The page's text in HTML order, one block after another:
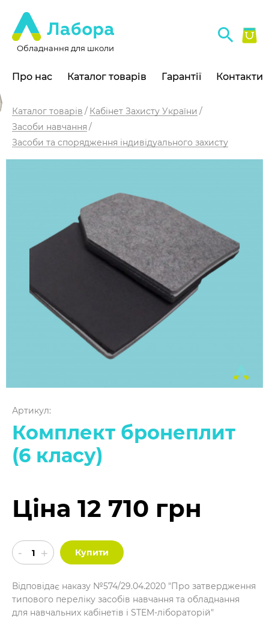
Обладнання для школи
Про нас Каталог товарів Гарантії Контакти
Каталог товарів
Кабінет Захисту України
Засоби навчання
Засоби та спорядження індивідуального захисту
Артикул:
Комплект бронеплит
(6 класу)
Ціна 12 710 грн
Купити
Відповідає наказу №574/29.04.2020 "Про затвердження
типового переліку засобів навчання та обладнання
для навчальних кабінетів і STEM-лібораторій"